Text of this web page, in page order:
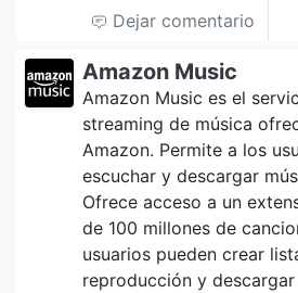
Dejar comentario
Amazon Music
Amazon Music es el
streaming de música
Amazon. Permite a los
escuchar y descargar
Ofrece acceso a un
de 100 millones de
usuarios pueden crear
reproducción y